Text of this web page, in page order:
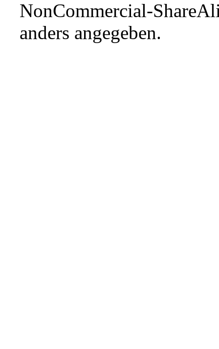
NonCommercial-
anders angegeben.